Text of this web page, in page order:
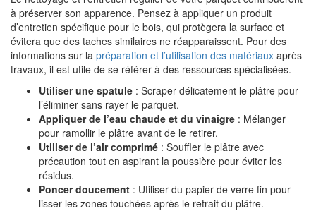
à préserver son apparence. Pensez à appliquer un produit
d’entretien spécifique pour le bois, qui protègera la surface et
évitera que des taches similaires ne réapparaissent. Pour des
informations sur la préparation et l’utilisation des matériaux après
travaux, il est utile de se référer à des ressources spécialisées.
Utiliser une spatule : Scraper délicatement le plâtre pour
l’éliminer sans rayer le parquet.
Appliquer de l’eau chaude et du vinaigre : Mélanger
pour ramollir le plâtre avant de le retirer.
Utiliser de l’air comprimé : Souffler le plâtre avec
précaution tout en aspirant la poussière pour éviter les
résidus.
Poncer doucement : Utiliser du papier de verre fin pour
lisser les zones touchées après le retrait du plâtre.